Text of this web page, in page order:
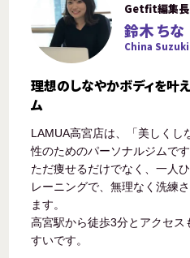
Getfit編集長
鈴木 ちな
China Suzuki
理想のしなやかボディを叶
ム
LAMUA高宮店は、「美しくし
性のためのパーソナルジムです
ただ痩せるだけでなく、一人
レーニングで、無理なく洗練
ます。
高宮駅から徒歩3分とアクセ
すいです。